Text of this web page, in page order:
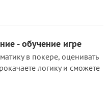
- обучение игре
в покере, оценивать
логику и сможете